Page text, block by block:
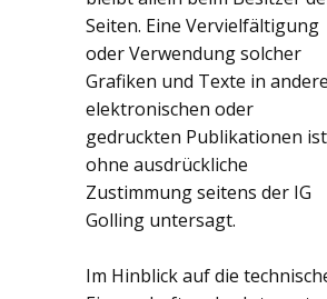
Seiten. Eine Vervielfältigung
oder Verwendung solcher
Grafiken und Texte in
elektronischen oder
gedruckten Publikationen ist
ohne ausdrückliche
Zustimmung seitens der IG
Golling untersagt.
Im Hinblick auf die